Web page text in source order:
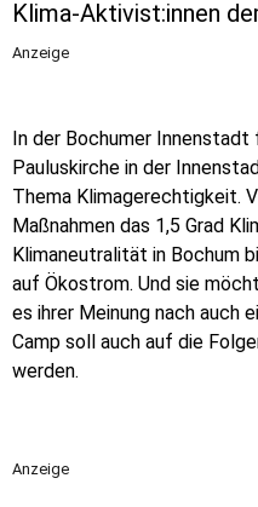
Klima-Aktivist:innen
Anzeige
In der Bochumer
Pauluskirche in der
Thema Klimagerechtigkeit.
Maßnahmen das 1,5 Grad
Klimaneutralität in Bochum
auf Ökostrom. Und sie
es ihrer Meinung nach auch
Camp soll auch auf die
werden.
Anzeige